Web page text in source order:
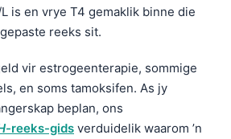
L is en vrye T4 gemaklik binne die
reeks sit.
vir estrogeenterapie, sommige
en soms tamoksifen. As jy
beplan, ons
-reeks-gids verduidelik waarom ’n